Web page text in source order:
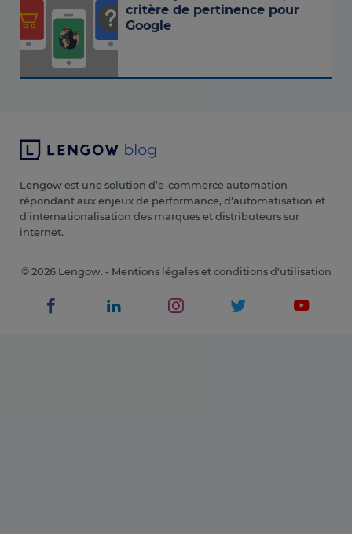
critère de pertinence pour
Google
Lengow est une solution d’e-commerce automation
répondant aux enjeux de performance, d’automatisation et
d’internationalisation des marques et distributeurs sur
internet.
© 2026 Lengow. - Mentions légales et conditions d'utilisation